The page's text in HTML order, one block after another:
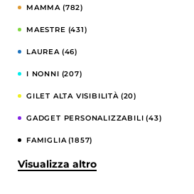
MAMMA (782)
MAESTRE (431)
LAUREA (46)
I NONNI (207)
GILET ALTA VISIBILITÀ (20)
GADGET PERSONALIZZABILI (43)
FAMIGLIA (1857)
COMPLEANNI (344)
Visualizza altro